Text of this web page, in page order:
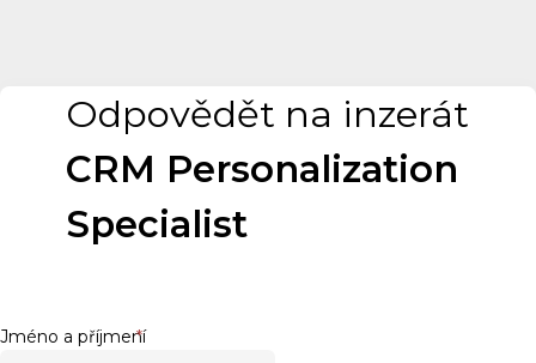
Odpovědět na inzerát
CRM Personalization
Specialist
Jméno a příjmení
*